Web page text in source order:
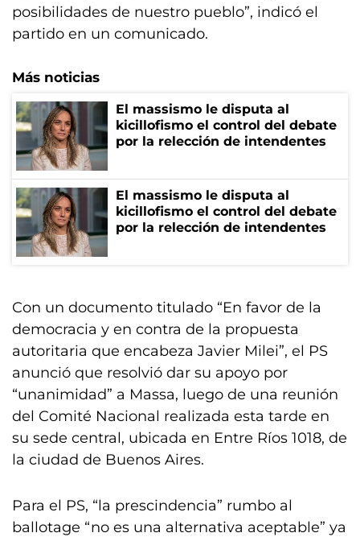
posibilidades de nuestro pueblo”, indicó el
partido en un comunicado.
Más noticias
El massismo le disputa al
kicillofismo el control del debate
por la relección de intendentes
El massismo le disputa al
kicillofismo el control del debate
por la relección de intendentes
Con un documento titulado “En favor de la
democracia y en contra de la propuesta
autoritaria que encabeza Javier Milei”, el PS
anunció que resolvió dar su apoyo por
“unanimidad” a Massa, luego de una reunión
del Comité Nacional realizada esta tarde en
su sede central, ubicada en Entre Ríos 1018, de
la ciudad de Buenos Aires.
Para el PS, “la prescindencia” rumbo al
ballotage “no es una alternativa aceptable” ya